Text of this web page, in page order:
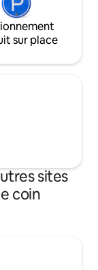
sur place
sites
coin